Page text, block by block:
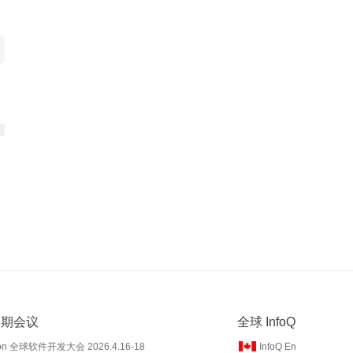
会议
全球软件开发大会 2026.4.16-18
全球 InfoQ
InfoQ En